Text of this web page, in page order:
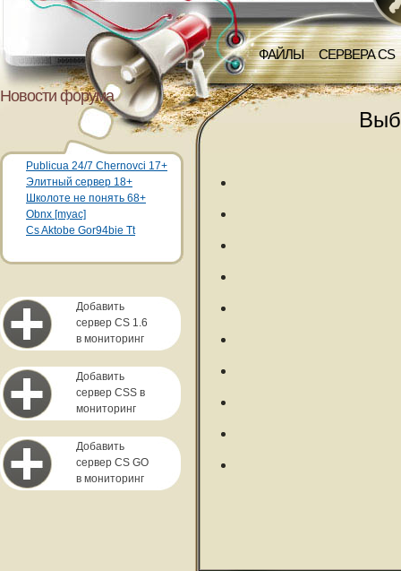
ФАЙЛЫ СЕРВЕРА CS
Новости форума
Publicua 24/7 Chernovci 17+
Элитный сервер 18+
Школоте не понять 68+
Obnx [myac]
Cs Aktobe Gor94bie Tt
Добавить
сервер CS 1.6
в мониторинг
Добавить
сервер CSS в
мониторинг
Добавить
сервер CS GO
в мониторинг